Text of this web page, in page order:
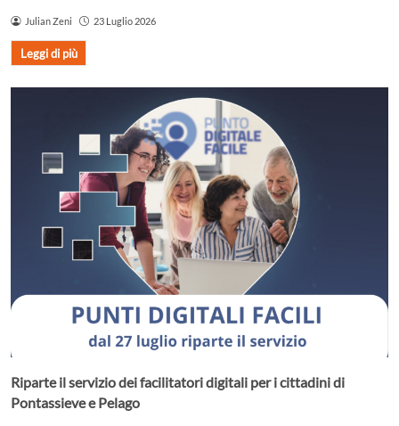
Julian Zeni 23 Luglio 2026
Leggi di più
Riparte il servizio dei facilitatori digitali per i cittadini di
Pontassieve e Pelago